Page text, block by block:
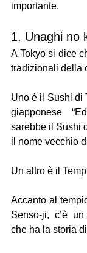
importante.
1. Unaghi no
A Tokyo si dice
tradizionali della
Uno è il Sushi di
giapponese
sarebbe il Sushi
il nome vecchio
Un altro è il
Accanto al
Senso-ji, c’è
che ha la storia